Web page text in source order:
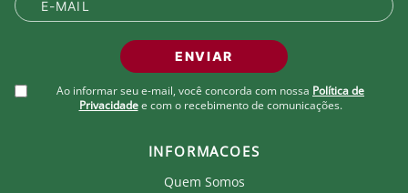
ENVIAR
Ao informar seu e-mail, você concorda com nossa Política de
Privacidade e com o recebimento de comunicações.
INFORMACOES
Quem Somos